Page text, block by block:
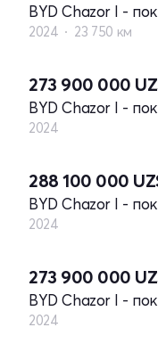
BYD Chazor I -
2024 23 750 км
273 900 000
BYD Chazor I -
2024
288 100 000
BYD Chazor I -
2024
273 900 000
BYD Chazor I -
2024